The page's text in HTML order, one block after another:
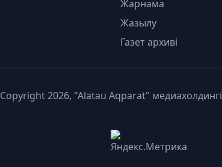
Жарнама
Жазылу
Газет архиві
Copyright 2026, "Alatau Aqparat" медиахолдингі